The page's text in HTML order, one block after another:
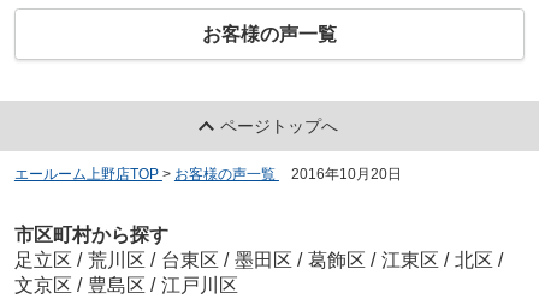
お客様の声一覧
ページトップへ
エールーム上野店TOP > お客様の声一覧 2016年10月20日
市区町村から探す
足立区 / 荒川区 / 台東区 / 墨田区 / 葛飾区 / 江東区 / 北区 /
文京区 / 豊島区 / 江戸川区